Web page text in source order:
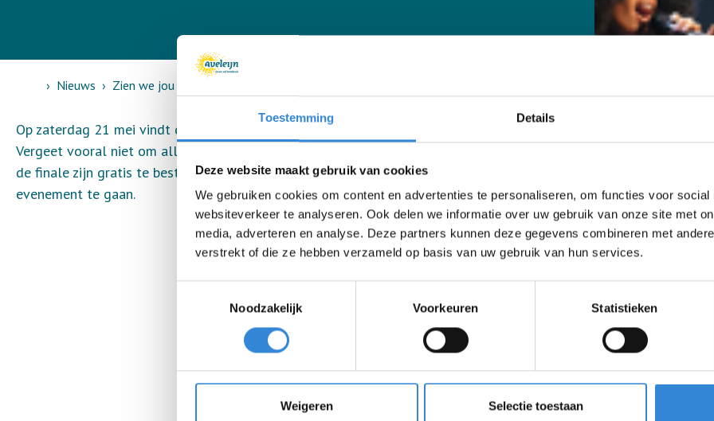
Toestemming Details
Deze website maakt gebruik van cookies
We gebruiken cookies om content en advertenties te personaliseren, om functies voor social
websiteverkeer te analyseren. Ook delen we informatie over uw gebruik van onze site met
media, adverteren en analyse. Deze partners kunnen deze gegevens combineren met
verstrekt of die ze hebben verzameld op basis van uw gebruik van hun services.
Noodzakelijk
Voorkeuren Statistieken
Weigeren Selectie toestaan
HomeNieuws Zien we jou bij de finale van Aveleijn's got talent 2022?
Op zaterdag 21 mei vindt de grote finale van Aveleijn's got Talent! plaats in het Wilminktheater in Enschede.
Vergeet vooral niet om alle deelnemers aan te moedigen en te genieten van een geweldige show. Kaarten voor
de finale zijn gratis te bestellen via de evenementenkalender op de website.
evenement te gaan.